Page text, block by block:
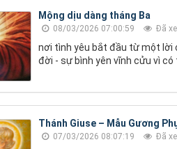
Mộng dịu dàng tháng Ba
08/03/2026 07:00:59 Đã
nơi tình yêu bắt đầu từ một lời
đời - sự bình yên vĩnh cửu vì có
Thánh Giuse – Mẫu Gương
07/03/2026 08:07:19 Đã